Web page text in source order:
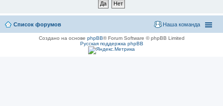
Список форумов Наша команда
Создано на основе phpBB® Forum Software © phpBB Limited
Русская поддержка phpBB